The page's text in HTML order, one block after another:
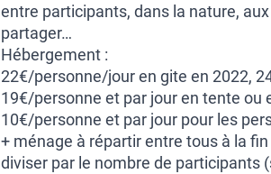
entre participants, dans la nature,
partager…
Hébergement :
22€/personne/jour en gite en 2022,
19€/personne et par jour en tente ou
10€/personne et par jour pour les
+ ménage à répartir entre tous à la
diviser par le nombre de participants